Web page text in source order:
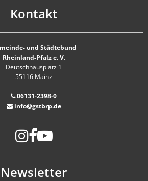
Kontakt
und Städtebund
Rheinland-Pfalz e. V.
Deutschhausplatz 1
55116 Mainz
06131-2398-0
info@gstbrp.de
Newsletter